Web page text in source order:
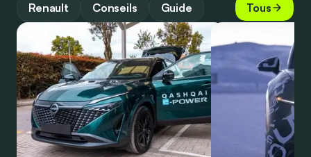
Renault Conseils Guide Tous